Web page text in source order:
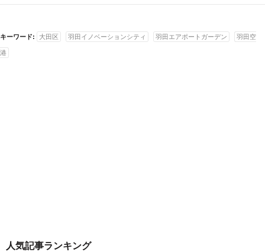
キーワード: 大田区 羽田イノベーションシティ 羽田エアポートガーデン 羽田空
港
人気記事ランキング